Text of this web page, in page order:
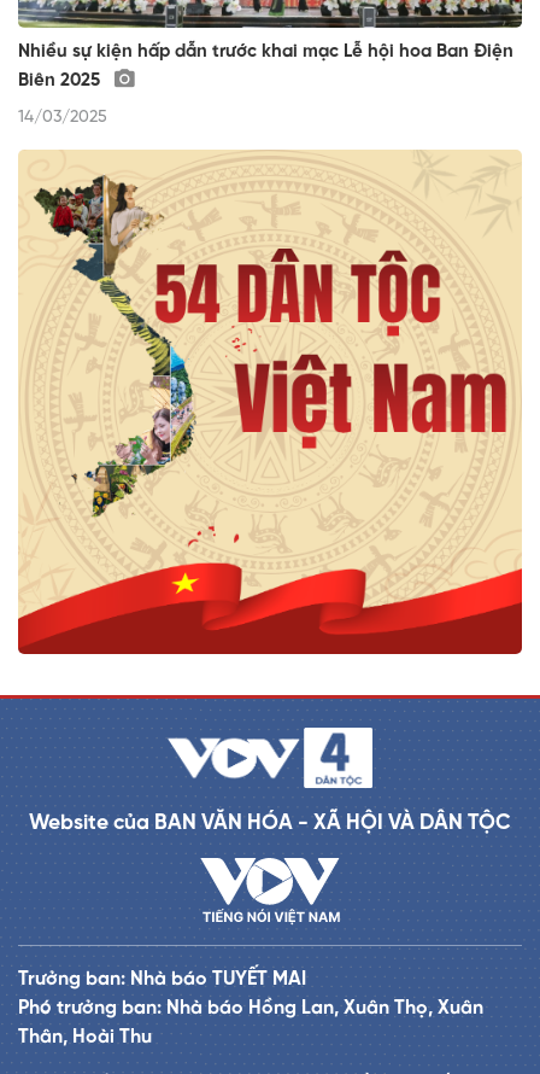
Nhiều sự kiện hấp dẫn trước khai mạc Lễ hội hoa Ban Điện
Biên 2025
14/03/2025
Website của BAN VĂN HÓA - XÃ HỘI VÀ DÂN TỘC
Trưởng ban: Nhà báo TUYẾT MAI
Phó trưởng ban: Nhà báo Hồng Lan, Xuân Thọ, Xuân
Thân, Hoài Thu